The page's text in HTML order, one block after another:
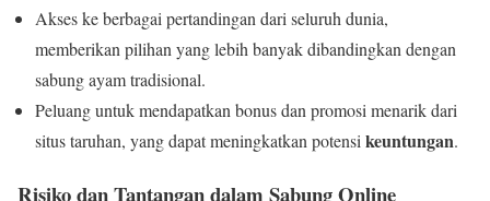
Akses ke berbagai pertandingan dari seluruh dunia,
memberikan pilihan yang lebih banyak dibandingkan dengan
sabung ayam tradisional.
Peluang untuk mendapatkan bonus dan promosi menarik dari
situs taruhan, yang dapat meningkatkan potensi keuntungan.
Risiko dan Tantangan dalam Sabung Online